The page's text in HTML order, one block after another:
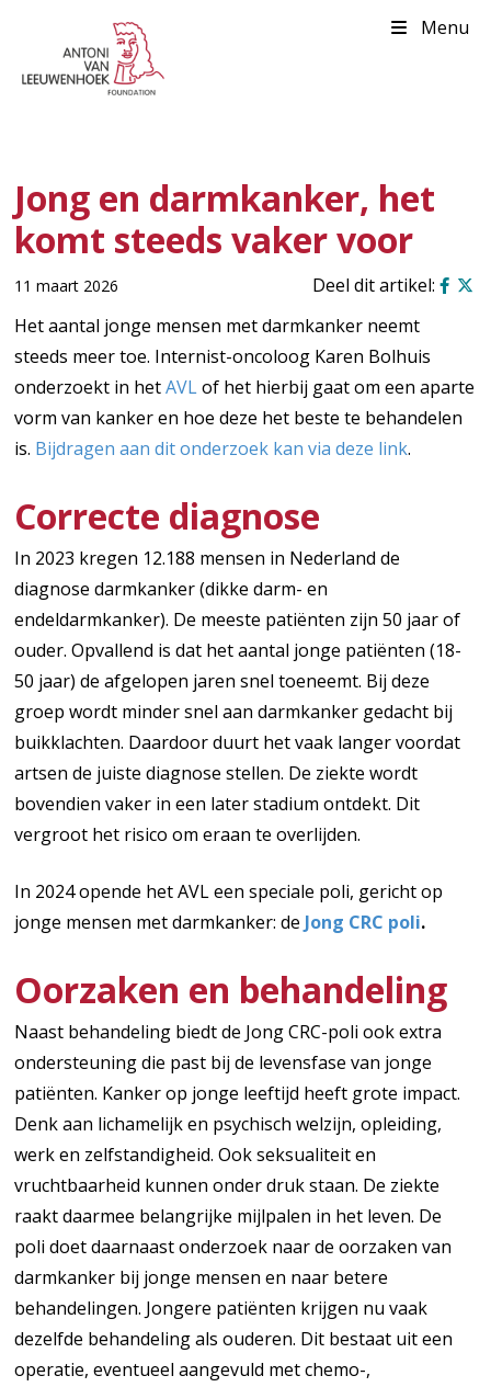
Menu
Jong en darmkanker, het
komt steeds vaker voor
11 maart 2026
Het aantal jonge mensen met darmkanker neemt
steeds meer toe. Internist-oncoloog Karen Bolhuis
onderzoekt in hetAVLof het hierbij gaat om een aparte
vorm van kanker en hoe deze het beste te behandelen
is. Bijdragen aan dit onderzoek kan via deze link.
Correcte diagnose
In 2023 kregen 12.188 mensen in Nederland de
diagnose darmkanker (dikke darm- en
endeldarmkanker). De meeste patiënten zijn 50 jaar of
ouder. Opvallend is dat het aantal jonge patiënten (18-
50 jaar) de afgelopen jaren snel toeneemt. Bij deze
groep wordt minder snel aan darmkanker gedacht bij
buikklachten. Daardoor duurt het vaak langer voordat
artsen de juiste diagnose stellen. De ziekte wordt
bovendien vaker in een later stadium ontdekt. Dit
vergroot het risico om eraan te overlijden.
In 2024 opende het AVL een speciale poli, gericht op
jonge mensen met darmkanker: de Jong CRC poli.
Oorzaken en behandeling
Naast behandeling biedt de Jong CRC-poli ook extra
ondersteuning die past bij de levensfase van jonge
patiënten. Kanker op jonge leeftijd heeft grote impact.
Denk aan lichamelijk en psychisch welzijn, opleiding,
werk en zelfstandigheid. Ook seksualiteit en
vruchtbaarheid kunnen onder druk staan. De ziekte
raakt daarmee belangrijke mijlpalen in het leven. De
poli doet daarnaast onderzoek naar de oorzaken van
darmkanker bij jonge mensen en naar betere
behandelingen. Jongere patiënten krijgen nu vaak
dezelfde behandeling als ouderen. Dit bestaat uit een
operatie, eventueel aangevuld met chemo-,